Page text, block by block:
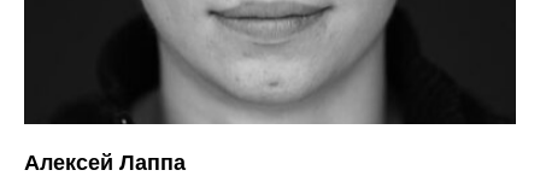
Алексей Лаппа